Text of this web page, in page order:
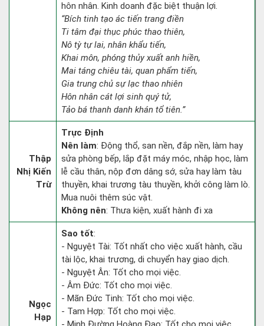
hôn nhân. Kinh doanh đặc biệt thuận lợi.
“Bích tinh tạo ác tiến trang điền
Ti tâm đại thục phúc thao thiên,
Nô tỳ tự lai, nhân khẩu tiến,
Khai môn, phóng thủy xuất anh hiền,
Mai táng chiêu tài, quan phẩm tiến,
Gia trung chủ sự lạc thao nhiên
Hôn nhân cát lợi sinh quý tử,
Tảo bá thanh danh khán tổ tiên.”
Thập
Nhị Kiến
Trừ
Trực Định
Nên làm: Động thổ, san nền, đắp nền, làm hay
sửa phòng bếp, lắp đặt máy móc, nhập học, làm
lễ cầu thân, nộp đơn dâng sớ, sửa hay làm tàu
thuyền, khai trương tàu thuyền, khởi công làm lò.
Mua nuôi thêm súc vật.
Không nên: Thưa kiện, xuất hành đi xa
Ngọc
Hạp
Sao tốt:
- Nguyệt Tài: Tốt nhất cho việc xuất hành, cầu
tài lộc, khai trương, di chuyển hay giao dịch.
- Nguyệt Ân: Tốt cho mọi việc.
- Âm Đức: Tốt cho mọi việc.
- Mãn Đức Tinh: Tốt cho mọi việc.
- Tam Hợp: Tốt cho mọi việc.